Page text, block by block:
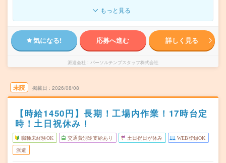
もっと見る
気になる! 応募へ進む 詳しく見る
派遣会社 パーソルテンプスタッフ株式会社
未読 掲載日 2026/08/08
【時給1450円】長期！工場内作業！17時台定
時！土日祝休み！
職種未経験OK 交通費別途支給あり 土日祝日が休み WEB登録OK
派遣